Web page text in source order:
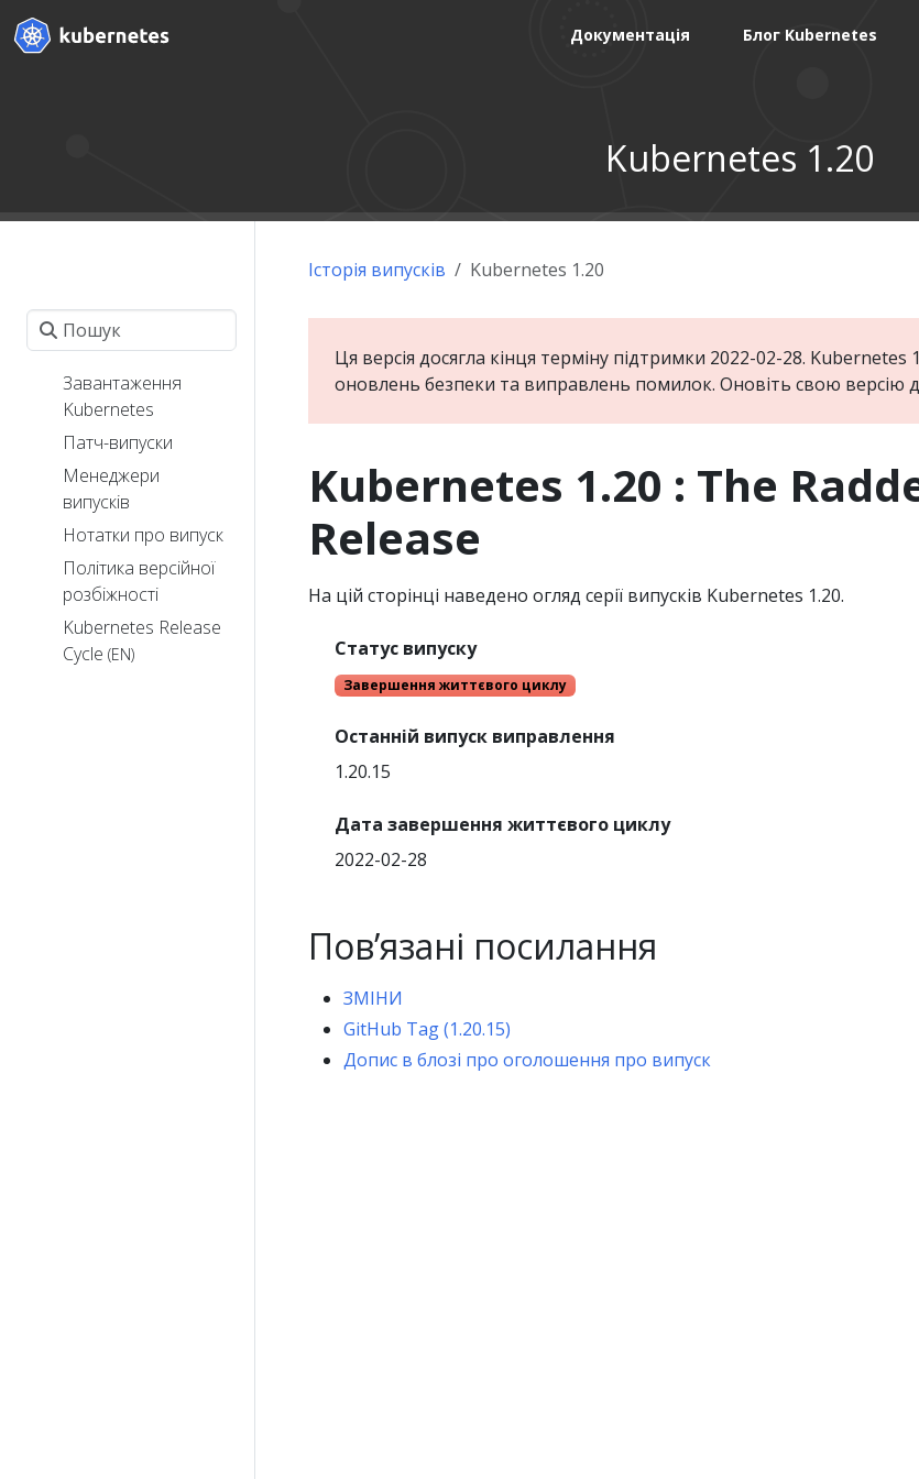
Документація Блог Kubernetes
Kubernetes 1.20
Завантаження
Kubernetes
Патч-випуски
Менеджери
випусків
Нотатки про випуск
Політика версійної
розбіжності
Kubernetes Release
Cycle (EN)
Історія випусків Kubernetes 1.20
Ця версія досягла кінця терміну підтримки 2022-02-28.
оновлень безпеки та виправлень помилок. Оновіть свою версію
Kubernetes 1.20 : The
Release
На цій сторінці наведено огляд серії випусків Kubernetes 1.20.
Статус випуску
Завершення життєвого циклу
Останній випуск виправлення
1.20.15
Дата завершення життєвого циклу
2022-02-28
Повʼязані посилання
ЗМІНИ
GitHub Tag (1.20.15)
Допис в блозі про оголошення про випуск